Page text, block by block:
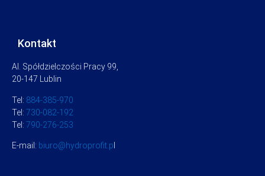
Kontakt
Al. Spółdzielczości Pracy 99,
20-147 Lublin
Tel: 884-385-970
Tel: 730-082-192
Tel: 790-276-253
E-mail: biuro@hydroprofit.p